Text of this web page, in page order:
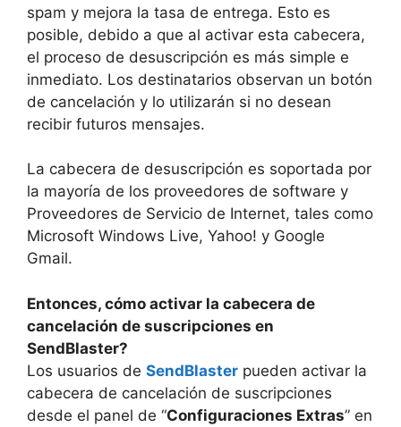
spam y mejora la tasa de entrega. Esto es
posible, debido a que al activar esta cabecera,
el proceso de desuscripción es más simple e
inmediato. Los destinatarios observan un botón
de cancelación y lo utilizarán si no desean
recibir futuros mensajes.
La cabecera de desuscripción es soportada por
la mayoría de los proveedores de software y
Proveedores de Servicio de Internet, tales como
Microsoft Windows Live, Yahoo! y Google
Gmail.
Entonces, cómo activar la cabecera de
cancelación de suscripciones en
SendBlaster?
Los usuarios de SendBlaster pueden activar la
cabecera de cancelación de suscripciones
desde el panel de “Configuraciones Extras” en